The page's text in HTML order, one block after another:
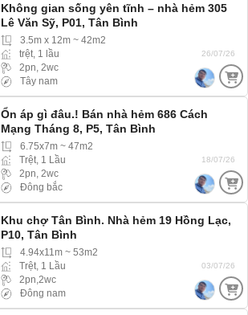
Không gian sống yên tĩnh – nhà hẻm 305
Lê Văn Sỹ, P01, Tân Bình
3.5m x 12m ~ 42m2
trệt, 1 lầu
2pn, 2wc
Tây nam
26/07/26
Ổn áp gì đâu.! Bán nhà hẻm 686 Cách
Mạng Tháng 8, P5, Tân Bình
6.75x7m ~ 47m2
Trệt, 1 Lầu
2pn, 2wc
Đông bắc
18/07/26
Khu chợ Tân Bình. Nhà hẻm 19 Hồng Lạc,
P10, Tân Bình
4.94x11m ~ 53m2
Trệt, 1 Lầu
2pn,2wc
Đông nam
03/07/26